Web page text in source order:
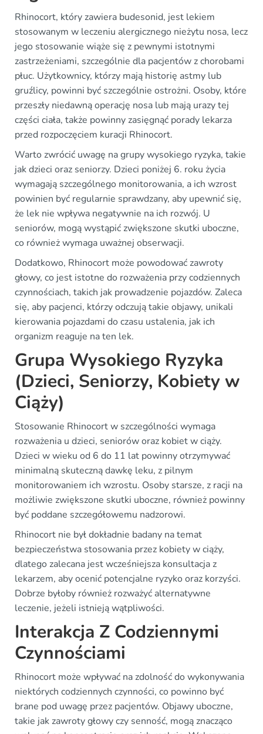
Rhinocort, który zawiera budesonid, jest lekiem
stosowanym w leczeniu alergicznego nieżytu nosa, lecz
jego stosowanie wiąże się z pewnymi istotnymi
zastrzeżeniami, szczególnie dla pacjentów z chorobami
płuc. Użytkownicy, którzy mają historię astmy lub
gruźlicy, powinni być szczególnie ostrożni. Osoby, które
przeszły niedawną operację nosa lub mają urazy tej
części ciała, także powinny zasięgnąć porady lekarza
przed rozpoczęciem kuracji Rhinocort.
Warto zwrócić uwagę na grupy wysokiego ryzyka, takie
jak dzieci oraz seniorzy. Dzieci poniżej 6. roku życia
wymagają szczególnego monitorowania, a ich wzrost
powinien być regularnie sprawdzany, aby upewnić się,
że lek nie wpływa negatywnie na ich rozwój. U
seniorów, mogą wystąpić zwiększone skutki uboczne,
co również wymaga uważnej obserwacji.
Dodatkowo, Rhinocort może powodować zawroty
głowy, co jest istotne do rozważenia przy codziennych
czynnościach, takich jak prowadzenie pojazdów. Zaleca
się, aby pacjenci, którzy odczują takie objawy, unikali
kierowania pojazdami do czasu ustalenia, jak ich
organizm reaguje na ten lek.
Grupa Wysokiego Ryzyka
(Dzieci, Seniorzy, Kobiety w
Ciąży)
Stosowanie Rhinocort w szczególności wymaga
rozważenia u dzieci, seniorów oraz kobiet w ciąży.
Dzieci w wieku od 6 do 11 lat powinny otrzymywać
minimalną skuteczną dawkę leku, z pilnym
monitorowaniem ich wzrostu. Osoby starsze, z racji na
możliwie zwiększone skutki uboczne, również powinny
być poddane szczegółowemu nadzorowi.
Rhinocort nie był dokładnie badany na temat
bezpieczeństwa stosowania przez kobiety w ciąży,
dlatego zalecana jest wcześniejsza konsultacja z
lekarzem, aby ocenić potencjalne ryzyko oraz korzyści.
Dobrze byłoby również rozważyć alternatywne
leczenie, jeżeli istnieją wątpliwości.
Interakcja Z Codziennymi
Czynnościami
Rhinocort może wpływać na zdolność do wykonywania
niektórych codziennych czynności, co powinno być
brane pod uwagę przez pacjentów. Objawy uboczne,
takie jak zawroty głowy czy senność, mogą znacząco